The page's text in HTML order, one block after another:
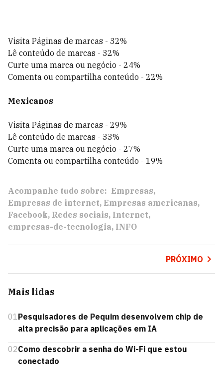
Visita Páginas de marcas - 32%
Lê conteúdo de marcas - 32%
Curte uma marca ou negócio - 24%
Comenta ou compartilha conteúdo - 22%
Mexicanos
Visita Páginas de marcas - 29%
Lê conteúdo de marcas - 33%
Curte uma marca ou negócio - 27%
Comenta ou compartilha conteúdo - 19%
Acompanhe tudo sobre: Empresas
Empresas de internet Empresas americanas
Facebook Redes sociais Internet
empresas-de-tecnologia INFO
PRÓXIMO
Mais lidas
01Pesquisadores de Pequim desenvolvem chip de
alta precisão para aplicações em IA
02Como descobrir a senha do Wi-Fi que estou
conectado